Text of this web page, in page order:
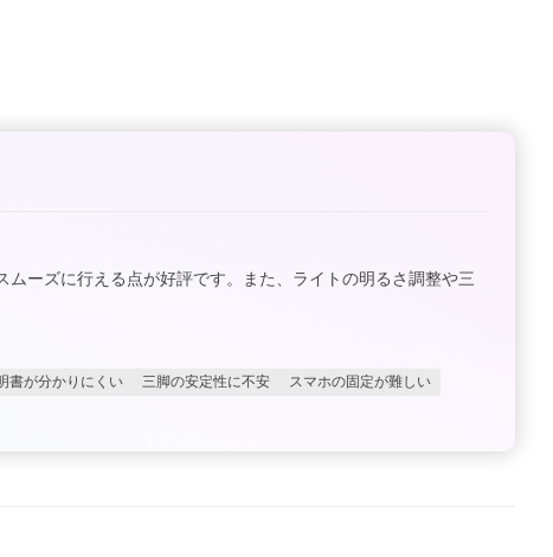
ーズに行える点が好評です。また、ライトの明るさ調整や三
書が分かりにくい 三脚の安定性に不安
スマホの固定が難しい